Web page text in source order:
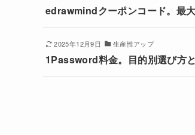
edrawmindクーポンコード。最
2025年12月9日 生産性アップ
1Password料金。目的別選び方